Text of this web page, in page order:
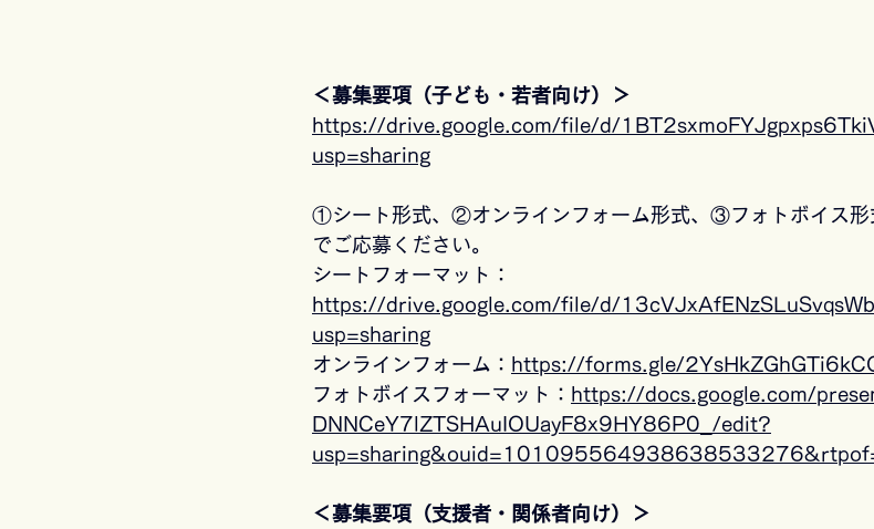
＜募集要項（子ども・若者向け）＞
https://drive.google.com/file/d/
usp=sharing
①シート形式、②オンラインフォーム形式、③フォトボイス形
でご応募ください。
シートフォーマット：
https://drive.google.com/file/d/
usp=sharing
オンラインフォーム： https://forms.gle/
フォトボイスフォーマット： https://docs.google.com/
DNNCeY7lZTSHAuIOUayF8x9HY86P0_/edit?
＜募集要項（支援者・関係者向け）＞